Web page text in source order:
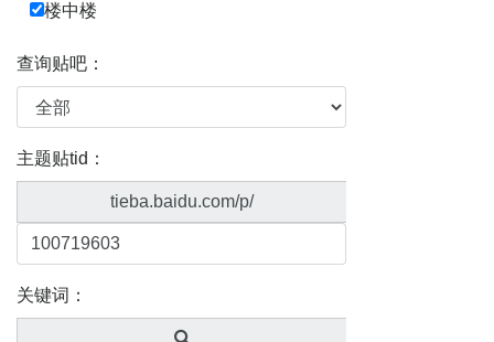
楼中楼
查询贴吧：
主题贴tid：
tieba.baidu.com/p/
关键词：